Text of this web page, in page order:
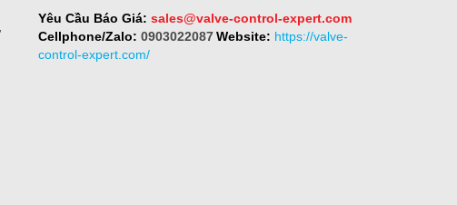
Yêu Cầu Báo Giá: sales@valve-control-expert.com
Cellphone/Zalo: 0903022087 Website: https://valve-
control-expert.com/